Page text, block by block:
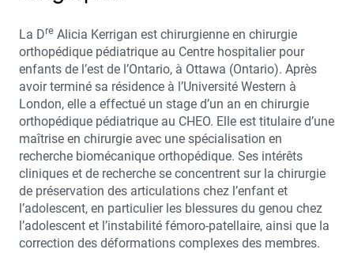
La Dre Alicia Kerrigan est chirurgienne en chirurgie
orthopédique pédiatrique au Centre hospitalier pour
enfants de l’est de l’Ontario, à Ottawa (Ontario). Après
avoir terminé sa résidence à l’Université Western à
London, elle a effectué un stage d’un an en chirurgie
orthopédique pédiatrique au CHEO. Elle est titulaire d’une
maîtrise en chirurgie avec une spécialisation en
recherche biomécanique orthopédique. Ses intérêts
cliniques et de recherche se concentrent sur la chirurgie
de préservation des articulations chez l’enfant et
l’adolescent, en particulier les blessures du genou chez
l’adolescent et l’instabilité fémoro-patellaire, ainsi que la
correction des déformations complexes des membres.